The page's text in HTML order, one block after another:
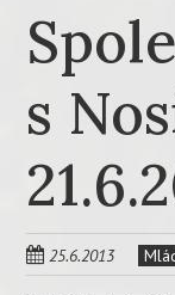
s
25.6.2013